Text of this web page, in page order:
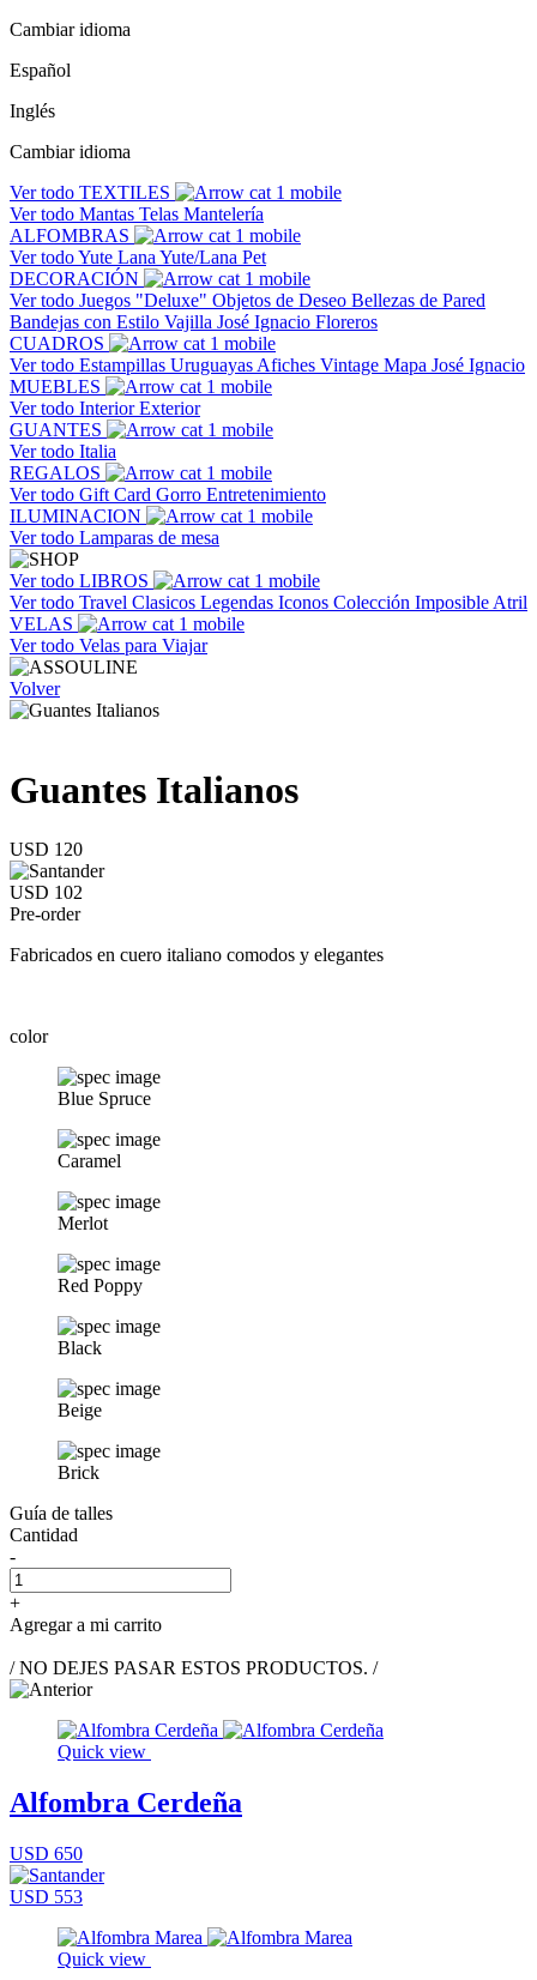
Cambiar idioma
Español
Inglés
Cambiar idioma
Ver todo TEXTILES
Ver todo Mantas Telas Mantelería
ALFOMBRAS
Ver todoYute Lana Yute/Lana Pet
DECORACIÓN
Ver todo Juegos "Deluxe" Objetos de Deseo Bellezas de Pared
Bandejas con Estilo Vajilla José Ignacio Floreros
CUADROS
Ver todo Estampillas Uruguayas Afiches Vintage Mapa José Ignacio
MUEBLES
Ver todo InteriorExterior
GUANTES
Ver todo Italia
REGALOS
Ver todo Gift Card Gorro Entretenimiento
ILUMINACION
Ver todo Lamparas de mesa
Ver todo LIBROS
Ver todo Travel Clasicos Legendas Iconos Colección Imposible Atril
VELAS
Ver todo Velas para Viajar
Volver
Guantes Italianos
USD 120
USD 102
Pre-order
Fabricados en cuero italiano comodos y elegantes
color
Blue Spruce
Caramel
Merlot
Red Poppy
Black
Beige
Brick
Guía de talles
Cantidad
-
+
Agregar a mi carrito
/ NO DEJES PASAR ESTOS PRODUCTOS. /
Quick view
Alfombra Cerdeña
USD 650
USD 553
Quick view